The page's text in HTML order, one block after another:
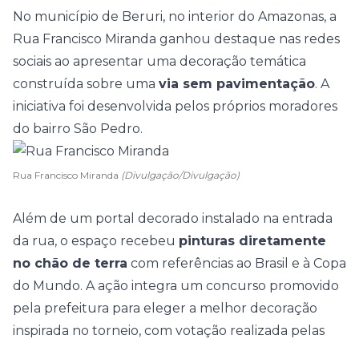
No município de Beruri, no interior do Amazonas, a
Rua Francisco Miranda ganhou destaque nas redes
sociais ao apresentar uma decoração temática
construída sobre uma via sem pavimentação. A
iniciativa foi desenvolvida pelos próprios moradores
do bairro São Pedro.
Rua Francisco Miranda (Divulgação/Divulgação)
Além de um portal decorado instalado na entrada
da rua, o espaço recebeu pinturas diretamente
no chão de terra com referências ao Brasil e à Copa
do Mundo. A ação integra um concurso promovido
pela prefeitura para eleger a melhor decoração
inspirada no torneio, com votação realizada pelas